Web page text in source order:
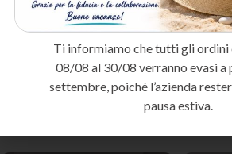
Assistenza domiciliare: Per la gestione
domicilio.
Metodo di spedizione
Ti informiamo che tutti gli
08/08 al 30/08 verranno evasi a
settembre, poiché l’azienda
pausa estiva.